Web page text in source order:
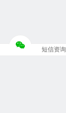
短信资询